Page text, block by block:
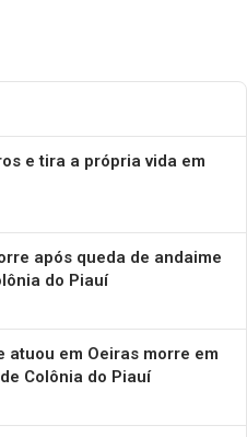
e tira a própria vida em
após queda de andaime
do Piauí
atuou em Oeiras morre em
Colônia do Piauí